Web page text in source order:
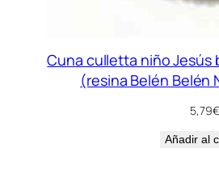
Cuna culletta niño Jesús
(resina Belén Belén
5,79€
Añadir al